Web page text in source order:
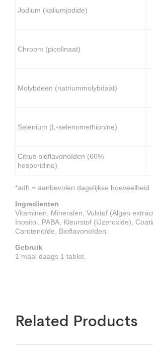
Jodium (kaliumjodide)
Chroom (picolinaat)
Molybdeen (natriummolybdaat)
Selenium (L-selenomethionine)
Citrus bioflavonoïden (60%
hesperidine)
*adh = aanbevolen dagelijkse hoeveelheid
Ingredienten
Vitaminen, Mineralen, Vulstof (Algen
Inositol, PABA, Kleurstof (IJzeroxide),
Carotenoïde, Bioflavonoïden.
Gebruik
1 maal daags 1 tablet.
Related Products